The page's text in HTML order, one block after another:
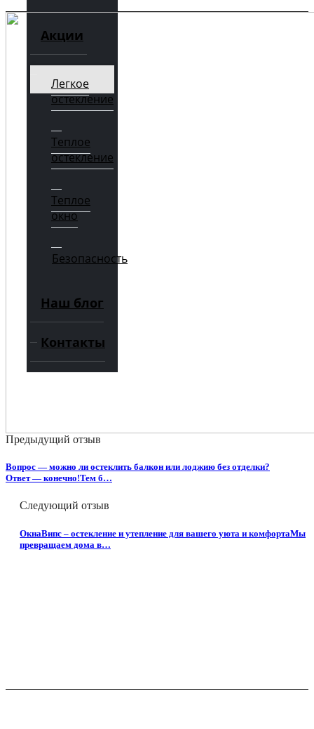
Акции
Легкое
остекление
Теплое
остекление
Теплое
окно
Безопасность
Наш блог
Контакты
Предыдущий отзыв
Вопрос — можно ли остеклить балкон или лоджию без отделки?
Ответ — конечно!Тем б…
Следующий отзыв
ОкнаВипс – остекление и утепление для вашего уюта и комфортаМы
превращаем дома в…